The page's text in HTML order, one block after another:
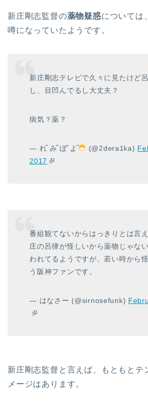
新庄剛志監督の薬物疑惑については
噂になっていたようです。
新庄剛志テレビで久々に見たけど
し、目凹んでるし大丈夫？
病気？薬？
— れ꙼̈ み꙼̈ ぽ꙼̈ よ꙼̈ (@2dera1ka)
2017
番組観てないからはっきりとは言
庄の呂律が怪しいから薬物じゃな
われてるようですが、若い時から
う阪神ファンです。
— はなさー (@sirnosefunk)
新庄剛志監督と言えば、もともとテ
メージはあります。